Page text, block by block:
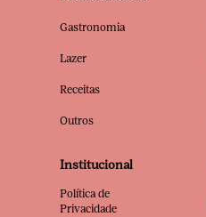
Gastronomia
Lazer
Receitas
Outros
Institucional
Política de
Privacidade